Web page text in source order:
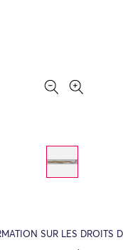
SUR LES DROITS